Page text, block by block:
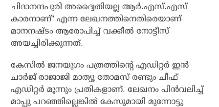
ചിദാനന്ദപുരി അദ്വൈതിയല്ല ആര്‍.എസ്.എസ്
കാരനാണ്” എന്ന ലേഖനത്തിനെതിരെയാണ്
മാനനഷ്ടം ആരോപിച്ച് വക്കീല്‍ നോട്ടീസ്
അയച്ചിരിക്കുന്നത്.
കേസില്‍ ജനയുഗം പത്രത്തിന്റെ എഡിറ്റര്‍ ഇന്‍
ചാര്‍ജ് രാജാജി മാത്യൂ തോമസ് രണ്ടും ചീഫ്
എഡിറ്റര്‍ മൂന്നും പ്രതികളാണ്. ലേഖനം പിന്‍വലിച്ച്
മാപ്പു പറഞ്ഞില്ലെങ്കില്‍ കേസുമായി മുന്നോട്ടു